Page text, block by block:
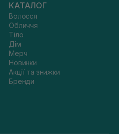
КАТАЛОГ
Волосся
Обличчя
Тіло
Дім
Мерч
Новинки
Акції та знижки
Бренди